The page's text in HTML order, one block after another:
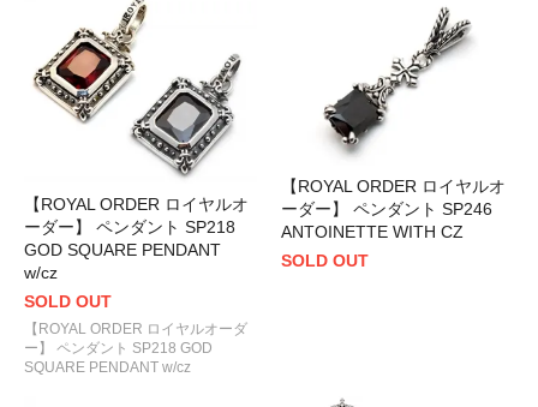
【ROYAL ORDER ロイヤルオ
ーダー】 ペンダント SP218
GOD SQUARE PENDANT
w/cz
SOLD OUT
【ROYAL ORDER ロイヤルオーダ
ー】 ペンダント SP218 GOD
SQUARE PENDANT w/cz
【ROYAL ORDER ロイヤルオ
ーダー】 ペンダント SP246
ANTOINETTE WITH CZ
SOLD OUT